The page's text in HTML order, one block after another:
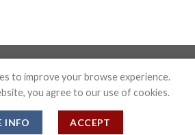
2026 ©Confix
to improve your browse experience.
you agree to our use of cookies.
INFO ACCEPT